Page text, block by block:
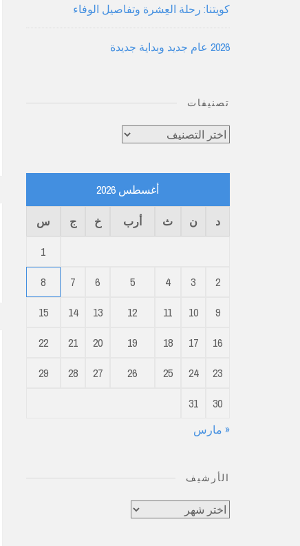
كويتنا: رحلة العِشرة وتفاصيل الوفاء
2026 عام جديد وبداية جديدة
تصنيفات
تصنيفات
أغسطس 2026
د ن ث أرب خ ج
س
1
2
3
4
5
6
7
8
9
10
11
12
13
14
15
16
17
18
19
20
21
22
23
24
25
26
27
28
29
30
31
« مارس
الأرشيف
الأرشيف